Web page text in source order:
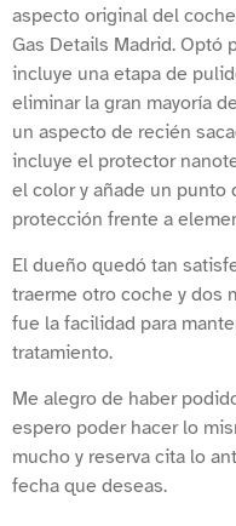
aspecto original del
Gas Details Madrid. Optó
incluye una etapa de
eliminar la gran mayoría
un aspecto de recién
incluye el protector
el color y añade un punto
protección frente a
El dueño quedó tan
traerme otro coche y dos
fue la facilidad para
tratamiento.
Me alegro de haber
espero poder hacer lo
mucho y reserva cita lo
fecha que deseas.